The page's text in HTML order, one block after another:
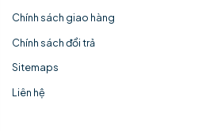
Chính sách giao hàng
Chính sách đổi trả
Sitemaps
Liên hệ